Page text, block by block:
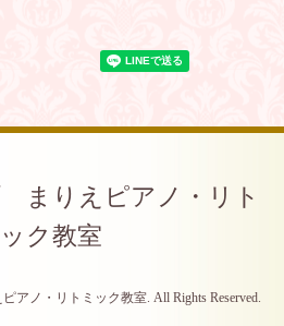
まりえピアノ・リト
ク教室
アノ・リトミック教室. All Rights Reserved.